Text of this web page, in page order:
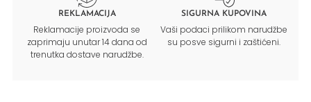
REKLAMACIJA
Reklamacije proizvoda se
zaprimaju unutar 14 dana od
trenutka dostave narudžbe.
SIGURNA KUPOVINA
Vaši podaci prilikom narudžbe
su posve sigurni i zaštićeni.